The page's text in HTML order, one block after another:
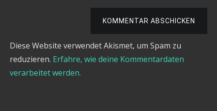
KOMMENTAR ABSCHICKEN
Diese Website verwendet Akismet, um Spam zu
reduzieren. Erfahre, wie deine Kommentardaten
verarbeitet werden.